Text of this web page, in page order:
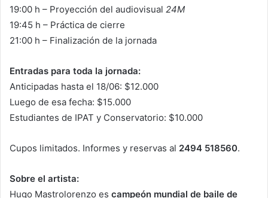
19:00 h – Proyección del audiovisual 24M
19:45 h – Práctica de cierre
21:00 h – Finalización de la jornada
Entradas para toda la jornada:
Anticipadas hasta el 18/06: $12.000
Luego de esa fecha: $15.000
Estudiantes de IPAT y Conservatorio: $10.000
Cupos limitados. Informes y reservas al 2494 518560.
Sobre el artista:
Hugo Mastrolorenzo es campeón mundial de baile de